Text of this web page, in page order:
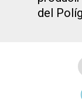
del